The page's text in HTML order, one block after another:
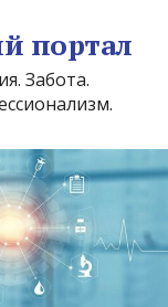
портал
Забота.